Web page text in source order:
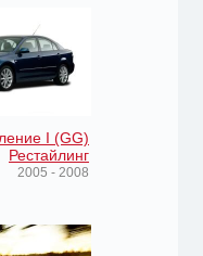
I (GG)
Рестайлинг
2005 - 2008